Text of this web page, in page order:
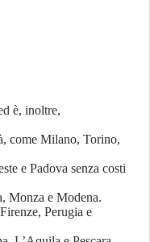
è, inoltre,
come Milano, Torino,
e Padova senza costi
Monza e Modena.
Perugia e